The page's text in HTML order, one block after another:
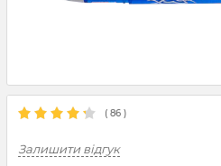
( 86 )
Залишити відгук